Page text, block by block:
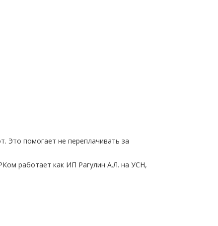
Это помогает не переплачивать за
работает как ИП Рагулин А.Л. на УСН,